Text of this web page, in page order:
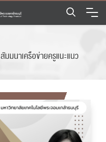
สัมมนาเครือข่ายครูแนะแนว